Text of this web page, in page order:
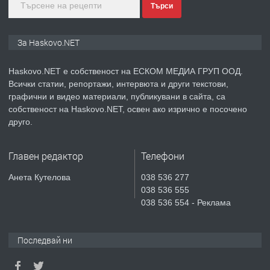
преди 4 дни
ПРЕДЛАГА
Продавам парцел в гр. Хасково кв.
СГЛОБЯВАНЕ НА МЕБЕЛИ.
Търси
За Haskovo.NET
Haskovo.NET е собственост на ЕСКОМ МЕДИА ГРУП ООД.
Всички статии, репортажи, интервюта и други текстови,
графични и видео материали, публикувани в сайта, са
собственост на Haskovo.NET, освен ако изрично е посочено
друго.
Главен редактор
Анета Кутелова
Телефони
038 536 277
038 536 555
038 536 554 - Реклама
Последвай ни